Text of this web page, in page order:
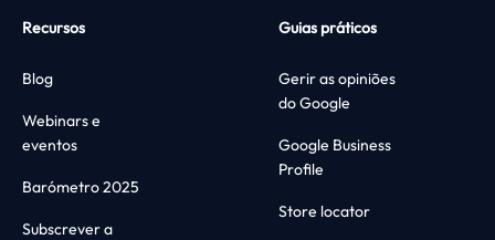
Recursos
Blog
Webinars e
eventos
Barómetro 2025
Subscrever a
Guias práticos
Gerir as opiniões
do Google
Google Business
Profile
Store locator